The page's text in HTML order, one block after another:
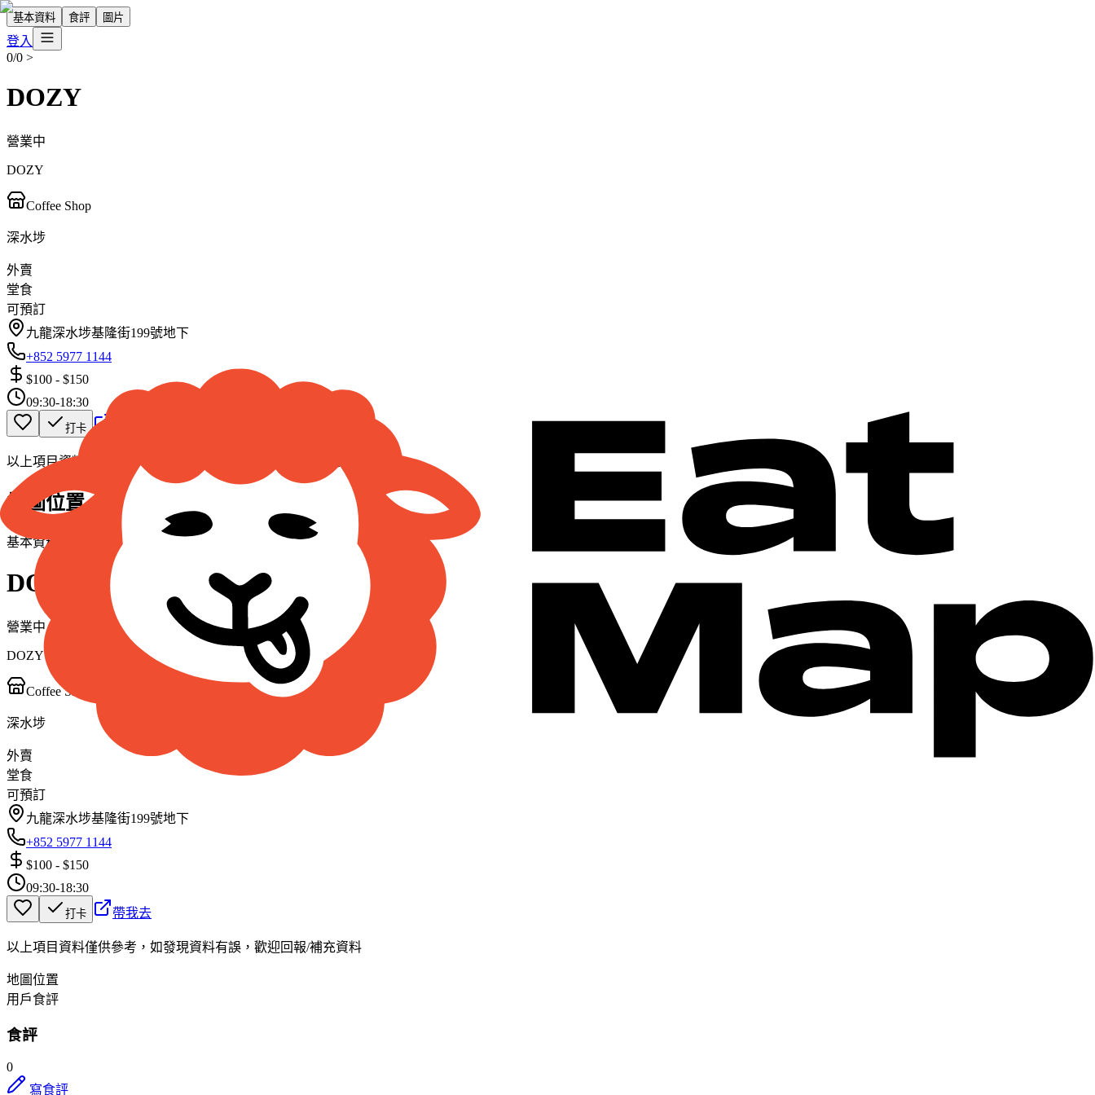
基本資料 食評 圖片
登入
0/0 >
DOZY
營業中
DOZY
Coffee Shop
深水埗
外賣
堂食
可預訂
九龍深水埗基隆街199號地下
+852 5977 1144
$100 - $150
09:30-18:30
打卡
以上項目資料僅供參考，如發現資料有誤，歡迎
地圖位置
基本資料
DOZY
營業中
DOZY
Coffee Shop
深水埗
外賣
堂食
可預訂
九龍深水埗基隆街199號地下
+852 5977 1144
$100 - $150
09:30-18:30
打卡 帶我去
以上項目資料僅供參考，如發現資料有誤，歡迎回報/補充資料
地圖位置
用戶食評
食評
0
寫食評